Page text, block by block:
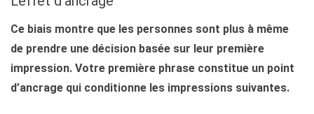
Ce biais montre que les personnes sont plus à même
de prendre une décision basée sur leur première
impression. Votre première phrase constitue un point
d’ancrage qui conditionne les impressions suivantes.